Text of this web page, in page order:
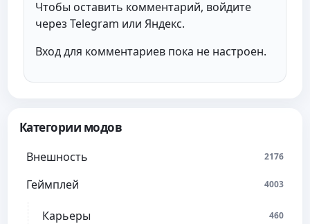
Категории модов
Внешность 2176
Геймплей 4003
Карьеры 460
Чтобы оставить комментарий, войдите
через Telegram или Яндекс.
Вход для комментариев пока не настроен.